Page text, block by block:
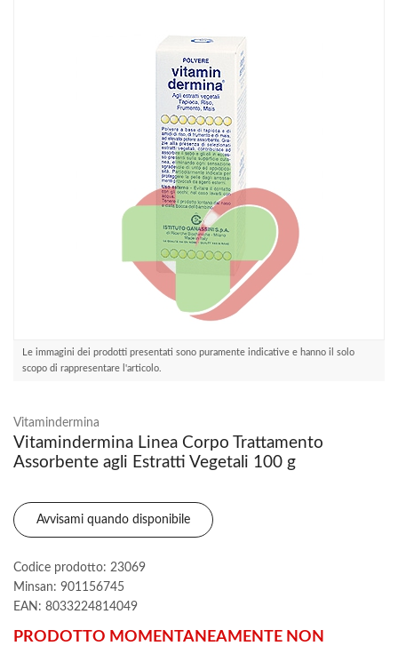
Le immagini dei prodotti presentati sono puramente indicative e hanno il solo
scopo di rappresentare l'articolo.
Vitamindermina
Vitamindermina Linea Corpo Trattamento
Assorbente agli Estratti Vegetali 100 g
Avvisami quando disponibile
Codice prodotto: 23069
Minsan: 901156745
EAN: 8033224814049
PRODOTTO MOMENTANEAMENTE NON